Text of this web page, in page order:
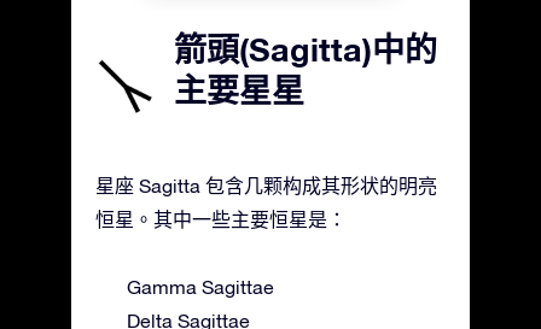
箭頭(Sagitta)中的
主要星星
星座 Sagitta 包含几颗构成其形状的明亮
恒星。其中一些主要恒星是：
Gamma Sagittae
Delta Sagittae